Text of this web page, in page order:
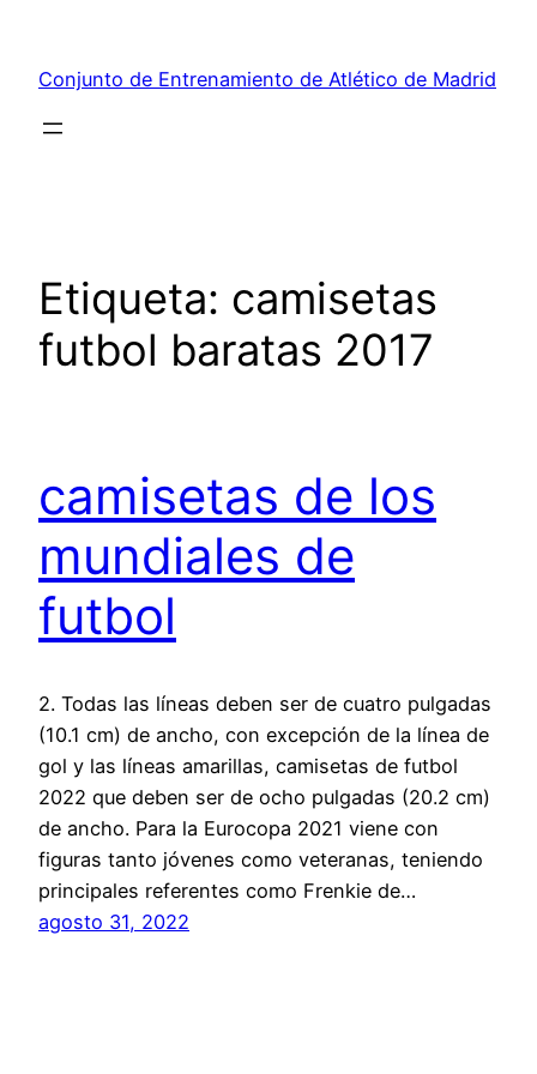
contenido
Conjunto de Entrenamiento de Atlético de Madrid
Etiqueta: camisetas
futbol baratas 2017
camisetas de los
mundiales de
futbol
2. Todas las líneas deben ser de cuatro pulgadas
(10.1 cm) de ancho, con excepción de la línea de
gol y las líneas amarillas, camisetas de futbol
2022 que deben ser de ocho pulgadas (20.2 cm)
de ancho. Para la Eurocopa 2021 viene con
figuras tanto jóvenes como veteranas, teniendo
principales referentes como Frenkie de…
agosto 31, 2022